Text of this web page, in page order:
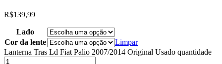
R$139,99
Lado
Cor da lente
Limpar
Lanterna Tras Ld Fiat Palio 2007/2014 Original Usado quantidade